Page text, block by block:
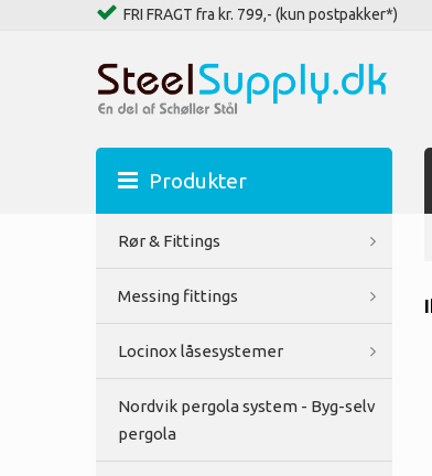
FRI FRAGT fra kr. 799,- (kun postpakker*)
Produkter
Rør & Fittings
Messing fittings
Locinox låsesystemer
Nordvik pergola system - Byg-selv
pergola